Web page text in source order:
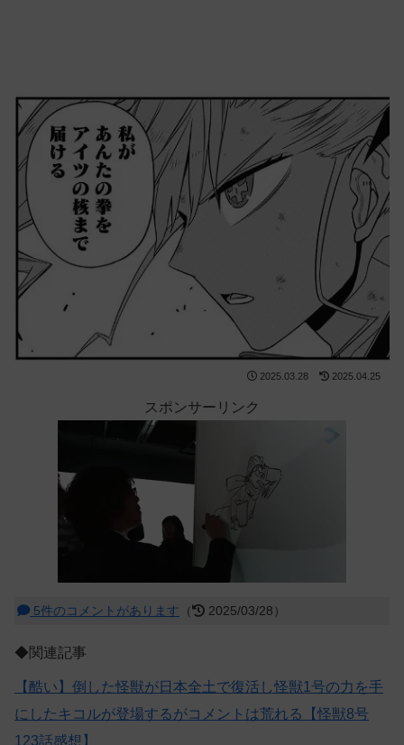
2025.03.28 2025.04.25
スポンサーリンク
5件のコメントがあります （ 2025/03/28）
◆関連記事
【酷い】倒した怪獣が日本全土で復活し怪獣1号の力を手
にしたキコルが登場するがコメントは荒れる【怪獣8号
123話感想】